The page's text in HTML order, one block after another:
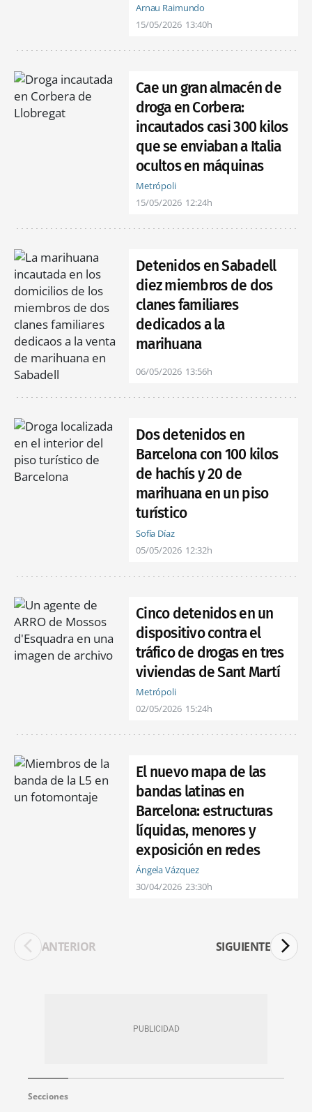
Arnau Raimundo
15/05/2026 13:40h
Cae un gran almacén de
droga en Corbera:
incautados casi 300 kilos
que se enviaban a Italia
ocultos en máquinas
Metrópoli
15/05/2026 12:24h
Detenidos en Sabadell
diez miembros de dos
clanes familiares
dedicados a la
marihuana
06/05/2026 13:56h
Dos detenidos en
Barcelona con 100 kilos
de hachís y 20 de
marihuana en un piso
turístico
Sofía Díaz
05/05/2026 12:32h
Cinco detenidos en un
dispositivo contra el
tráfico de drogas en tres
viviendas de Sant Martí
Metrópoli
02/05/2026 15:24h
El nuevo mapa de las
bandas latinas en
Barcelona: estructuras
líquidas, menores y
exposición en redes
Ángela Vázquez
30/04/2026 23:30h
ANTERIOR SIGUIENTE
Secciones